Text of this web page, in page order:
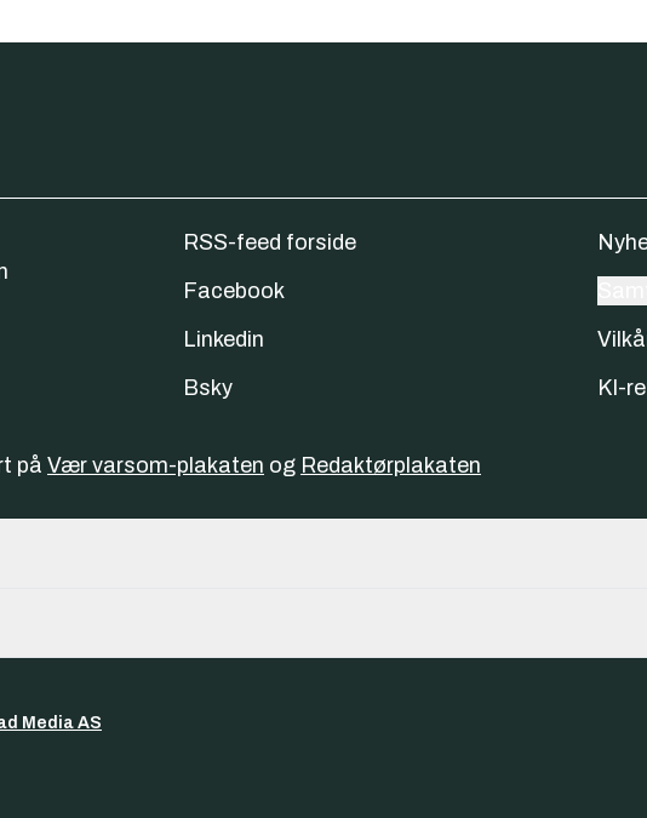
RSS-feed forside
Facebook
Linkedin
Bsky
KI-
på Vær varsom-plakaten og Redaktørplakaten
Media AS